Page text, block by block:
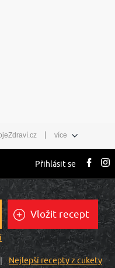
| více
Přihlásit se
Vložit recept
Nejlepší recepty z cukety